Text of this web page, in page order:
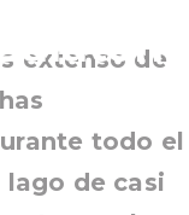
extenso de
todo el
lago de casi